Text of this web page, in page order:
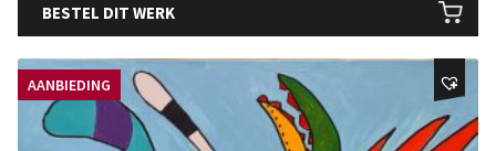
BESTEL DIT WERK
AANBIEDING